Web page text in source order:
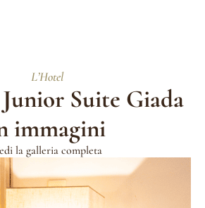
L’Hotel
Suite Giada
immagini
la galleria completa